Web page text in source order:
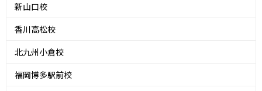
新山口校
香川高松校
北九州小倉校
福岡博多駅前校